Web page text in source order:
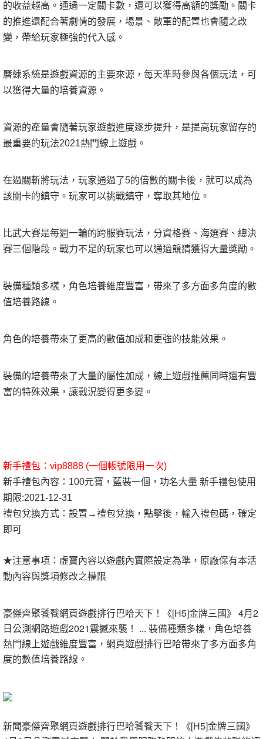
的收益越高。通過一定關卡數，還可以獲得高額的獎勵。關卡
的推進還配合著劇情的發展，場景、敵軍的配置也會隨之改
變，帶給玩家極強的代入感。
曆練系統是遊戲資源的主要來源，每天準時參與各個玩法，可
以獲得大量的培養資源。
資源的產量會隨著玩家遊戲進度逐步提升，是提高玩家留存的
最重要的玩法2021熱門線上遊戲。
在過關斬將玩法，玩家通過了5的倍數的關卡後，就可以成為
該關卡的鎮守。玩家可以挑戰鎮守，奪取其地位。
比武大賽是每週一輪的跨服賽玩法，分資格賽、海選賽、總決
賽三個階段。戰力不足的玩家也可以通過競猜獲得大量獎勵。
裝備種類多樣，角色培養維度豐富，帶來了多方面多角度的數
值培養路線。
角色的培養帶來了更高的數值加成和更強的技能效果。
裝備的培養帶來了大量的屬性加成，線上遊戲推薦同時還有豐
富的特殊效果，讓戰況變得更多變。
新手禮包：vip8888 (一個帳號限用一次)
新手禮包內容：100元寶，藍裝一個，功名大量 新手禮包使用
期限:2021-12-31
禮包兌換方式：設置→禮包兌換，點擊後，輸入禮包碼，確定
即可
★注意事項：虛寶內容以遊戲內實際設定為準，原廠保有本活
動內容與獎項修改之權限
豪傑齊聚饕餮網頁遊戲排行巴哈天下！《[H5]金牌三國》 4月2
日公測網路遊戲2021震撼來襲！ ... 裝備種類多樣，角色培養
熱門線上遊戲維度豐富，網頁遊戲排行巴哈帶來了多方面多角
度的數值培養路線。
新聞豪傑齊聚網頁遊戲排行巴哈饕餮天下！《[H5]金牌三國》